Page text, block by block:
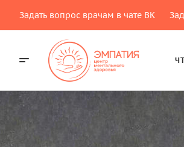
Задать вопрос врачам в чате ВК